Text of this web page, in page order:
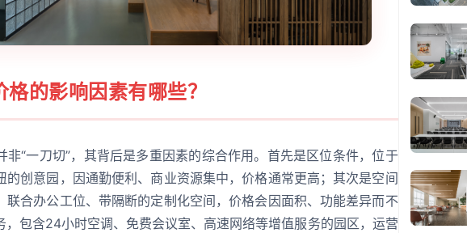
格的影响因素有哪些？
非“一刀切”，其背后是多重因素的综合作用。首先是区位条件，位于
的创意园，因通勤便利、商业资源集中，价格通常更高；其次是空间
联合办公工位、带隔断的定制化空间，价格会因面积、功能差异而不
，包含24小时空调、免费会议室、高速网络等增值服务的园区，运营